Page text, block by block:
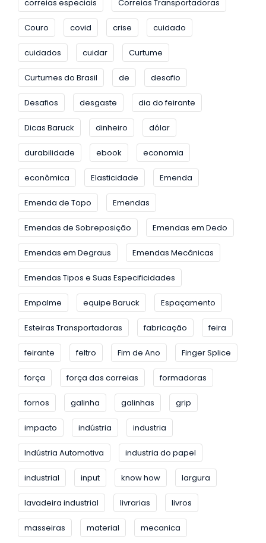
correias especiais Correias Transportadoras
Couro covid crise cuidado
cuidados cuidar Curtume
Curtumes do Brasil de desafio
Desafios desgaste dia do feirante
Dicas Baruck dinheiro dólar
durabilidade ebook economia
econômica Elasticidade Emenda
Emenda de Topo Emendas
Emendas de Sobreposição Emendas em Dedo
Emendas em Degraus Emendas Mecânicas
Emendas Tipos e Suas Especificidades
Empalme equipe Baruck Espaçamento
Esteiras Transportadoras fabricação feira
feirante feltro Fim de Ano Finger Splice
força força das correias formadoras
fornos galinha galinhas grip
impacto indústria industria
Indústria Automotiva industria do papel
industrial input know how largura
lavadeira industrial livrarias livros
masseiras material mecanica